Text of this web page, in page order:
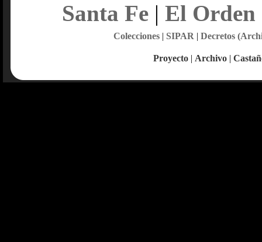
Santa Fe| El Orden
Colecciones| SIPAR | Decretos
Proyecto | Archivo |